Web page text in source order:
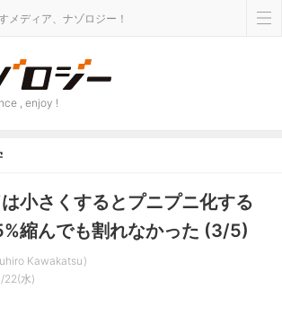
メディア、ナゾロジー！
, enjoy !
小さくするとプニプニ化する
縮んでも割れなかった (3/5)
Kawakatsu
22(水)